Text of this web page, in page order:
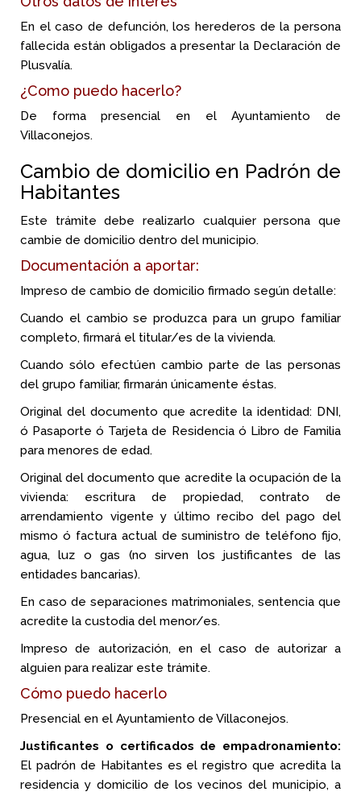
En el caso de defunción, los herederos de la persona
fallecida están obligados a presentar la Declaración de
Plusvalía.
¿Como puedo hacerlo?
De forma presencial en el Ayuntamiento de
Villaconejos.
Cambio de domicilio en Padrón de
Habitantes
Este trámite debe realizarlo cualquier persona que
cambie de domicilio dentro del municipio.
Documentación a aportar:
Impreso de cambio de domicilio firmado según detalle:
Cuando el cambio se produzca para un grupo familiar
completo, firmará el titular/es de la vivienda.
Cuando sólo efectúen cambio parte de las personas
del grupo familiar, firmarán únicamente éstas.
Original del documento que acredite la identidad: DNI,
ó Pasaporte ó Tarjeta de Residencia ó Libro de Familia
para menores de edad.
Original del documento que acredite la ocupación de la
vivienda: escritura de propiedad, contrato de
arrendamiento vigente y último recibo del pago del
mismo ó factura actual de suministro de teléfono fijo,
agua, luz o gas (no sirven los justificantes de las
entidades bancarias).
En caso de separaciones matrimoniales, sentencia que
acredite la custodia del menor/es.
Impreso de autorización, en el caso de autorizar a
alguien para realizar este trámite.
Cómo puedo hacerlo
Presencial en el Ayuntamiento de Villaconejos.
Justificantes o certificados de empadronamiento:
El padrón de Habitantes es el registro que acredita la
residencia y domicilio de los vecinos del municipio, a